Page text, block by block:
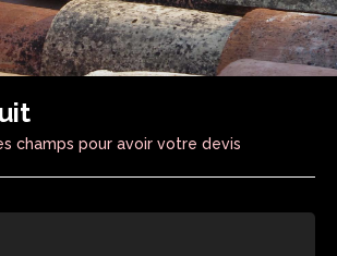
champs pour avoir votre devis